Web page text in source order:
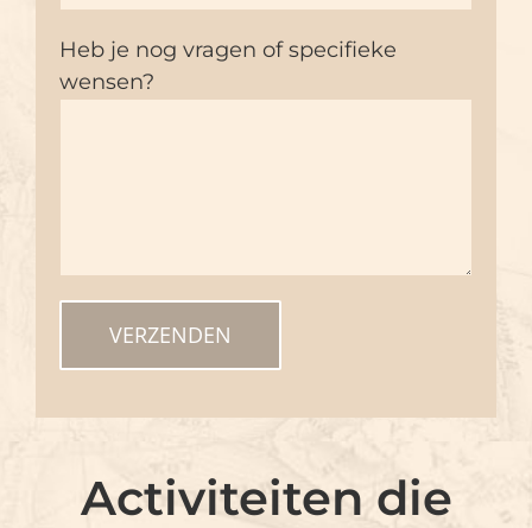
Heb je nog vragen of specifieke
wensen?
Activiteiten die